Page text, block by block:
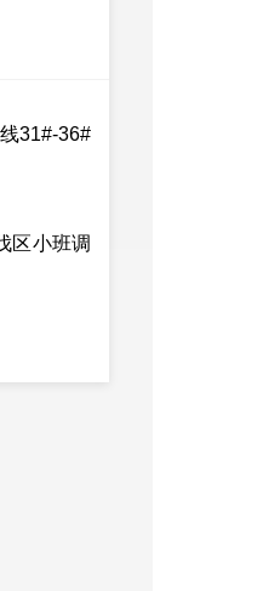
31#-36#
区小班调